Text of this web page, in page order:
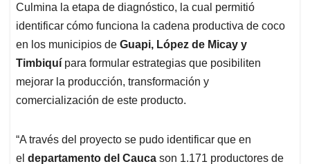
Culmina la etapa de diagnóstico, la cual permitió
identificar cómo funciona la cadena productiva de coco
en los municipios de Guapi, López de Micay y
Timbiquí para formular estrategias que posibiliten
mejorar la producción, transformación y
comercialización de este producto.
“A través del proyecto se pudo identificar que en
el departamento del Cauca son 1.171 productores de